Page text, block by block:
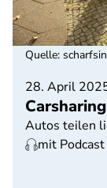
28. April
Autos teilen
mit Podcast
Quelle: